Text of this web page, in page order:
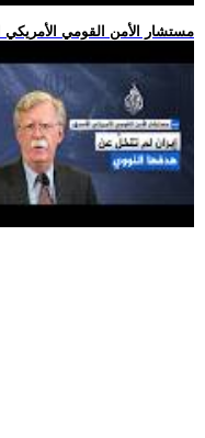
.. مستشار الأمن القومي